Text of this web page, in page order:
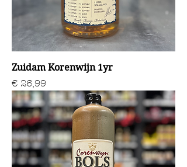
Zuidam Korenwijn 1yr
Prijs
€ 26,99